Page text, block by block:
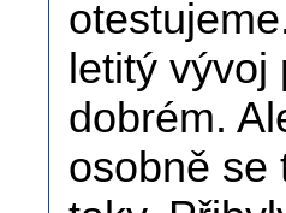
letitý
dobrém.
osobně se